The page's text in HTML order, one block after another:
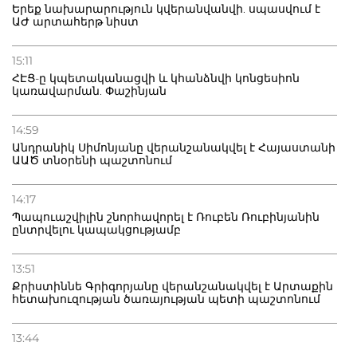
Երեք նախարարություն կվերանվանվի. սպասվում է
ԱԺ արտահերթ նիստ
15:11
ՀԷՑ-ը կպետականացվի և կհանձնվի կոնցեսիոն
կառավարման. Փաշինյան
14:59
Անդրանիկ Սիմոնյանը վերանշանակվել է Հայաստանի
ԱԱԾ տնօրենի պաշտոնում
14:17
Պապուաշվիլին շնորհավորել է Ռուբեն Ռուբինյանին
ընտրվելու կապակցությամբ
13:51
Քրիստիննե Գրիգորյանը վերանշանակվել է Արտաքին
հետախուզության ծառայության պետի պաշտոնում
13:44